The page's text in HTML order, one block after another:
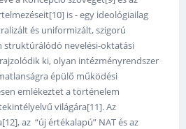
is - egy ideológiailag
és uniformizált, szigorú
struktúrálódó nevelési-oktatási
ki, olyan intézményrendszer
épülő működési
emlékeztet a történelem
világára[11]. Az
az “új értékalapú” NAT és az